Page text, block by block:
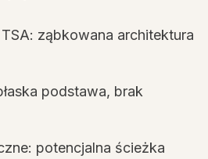
ząbkowana architektura
podstawa, brak
potencjalna ścieżka